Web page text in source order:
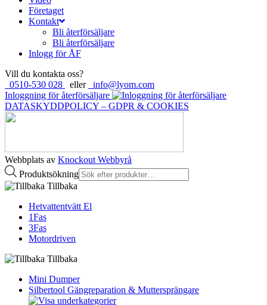
Företaget
Kontakt
Bli återförsäljare
Bli återförsäljare
Inlogg för ÅF
Vill du kontakta oss?
0510-530 028
eller
info@lyom.com
Inloggning för återförsäljare
DATASKYDDPOLICY – GDPR & COOKIES
Webbplats av Knockout Webbyrå
Produktsökning
Tillbaka
Hetvattentvätt El
1Fas
3Fas
Motordriven
Tillbaka
Mini Dumper
Silbertool Gängreparation & Muttersprängare